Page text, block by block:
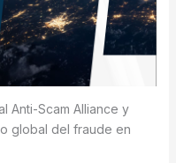
Anti-Scam Alliance y
global del fraude en